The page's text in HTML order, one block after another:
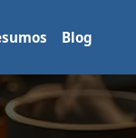
Blog